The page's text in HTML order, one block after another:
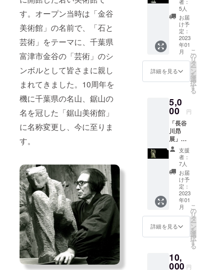
す。オープン当時は「金谷
美術館」の名前で、「石と
芸術」をテーマに、千葉県
富津市金谷の「芸術」のシ
ンボルとして皆さまに親し
まれてきました。10周年を
機に千葉県の名山、鋸山の
名を冠した「鋸山美術館」
に名称変更し、今に至りま
す。
努めてまい
ります。
がりま
す。 ＜
リター
ン＞ ・
サンク
スメー
額控除
に活用
できる
領収証
年1月発
送予
定） ・
本美術
館Web
ページ
へのお
名前掲
載（ご
希望の
方の
み） ＊
Web
ページ
へのお
名前掲
載に関
欄」に
掲載を
5人
お届
け予
定：
2023
年01
月
詳細を見る
こ
の
リ
タ
ー
ン
を
選
択
す
る
5,0
00 円
「長谷
川昻
展」の
充実化
につな
がりま
す。 ＜
リター
ン＞ ・
サンク
スメー
額控除
に活用
できる
領収証
年1月発
送予
支援
者：
7人
お届
け予
定：
2023
年01
月
詳細を見る
こ
の
リ
タ
ー
ン
を
選
択
す
る
10,
000 円